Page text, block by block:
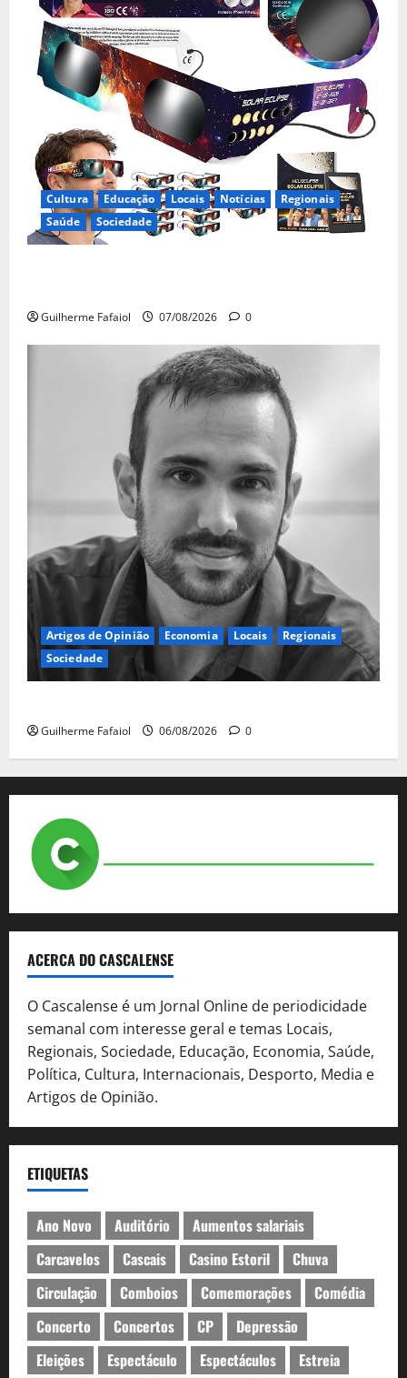
Cultura Educação Locais Notícias
Regionais
Saúde
Sociedade
Guilherme Fafaiol 07/08/2026 0
Artigos de Opinião Economia Locais
Regionais
Sociedade
Guilherme Fafaiol 06/08/2026 0
ACERCA DO CASCALENSE
O Cascalense é um Jornal Online de periodicidade
semanal com interesse geral e temas Locais,
Regionais, Sociedade, Educação, Economia, Saúde,
Política, Cultura, Internacionais, Desporto, Media e
Artigos de Opinião.
ETIQUETAS
Ano Novo Auditório
Aumentos salariais
Carcavelos
Cascais Casino Estoril
Chuva
Circulação
Comboios Comemorações
Comédia
Concerto
Concertos CP
Depressão
Eleições
Espectáculo Espectáculos
Estreia